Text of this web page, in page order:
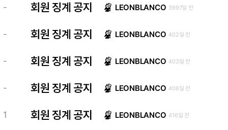
- 회원 징계 공지 LEONBLANCO 3997일 전
- 회원 징계 공지 LEONBLANCO 402일 전
- 회원 징계 공지 LEONBLANCO 403일 전
- 회원 징계 공지 LEONBLANCO 406일 전
1 회원 징계 공지 LEONBLANCO 416일 전